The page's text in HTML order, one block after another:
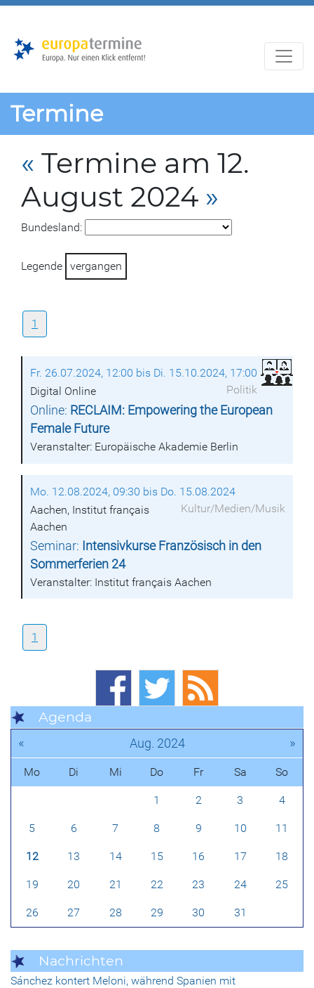
Termine
« Termine am 12.
August 2024 »
Bundesland:
Legende vergangen
1
Fr. 26.07.2024, 12:00 bis Di. 15.10.2024, 17:00
Politik
Digital Online
Online: RECLAIM: Empowering the European
Female Future
Veranstalter: Europäische Akademie Berlin
Mo. 12.08.2024, 09:30 bis Do. 15.08.2024
Kultur/Medien/Musik
Aachen, Institut français
Aachen
Seminar: Intensivkurse Französisch in den
Sommerferien 24
Veranstalter: Institut français Aachen
1
Agenda
« Aug. 2024 »
Mo Di Mi Do Fr Sa So
1 2 3 4
5 6 7 8 9 10 11
12 13 14 15 16 17 18
19 20 21 22 23 24 25
26 27 28 29 30 31
Nachrichten
Sánchez kontert Meloni, während Spanien mit